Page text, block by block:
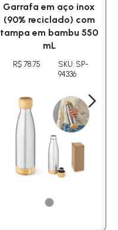
Garrafa em aço inox
(90% reciclado) com
tampa em bambu 550
mL
R$ 78.75
SKU: SP-
94336